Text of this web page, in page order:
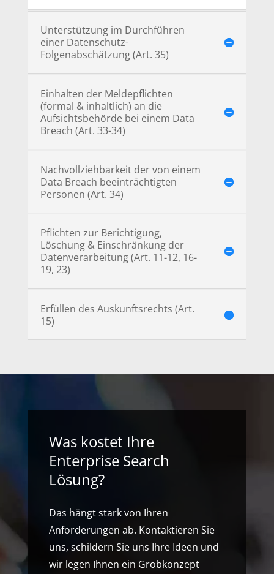
Unterstützung im Durchführen
einer Datenschutz-
Folgenabschätzung (Art. 35)
Einhalten der Meldepflichten
(formal & inhaltlich) an die
Aufsichtsbehörde bei einem Data
Breach (Art. 33-34)
Nachvollziehbarkeit der von einem
Data Breach beeinträchtigten
Personen (Art. 34)
Pflichten zur Berichtigung,
Löschung & Einschränkung der
Datenverarbeitung (Art. 11-12, 16-
19, 23)
Erfüllen des Auskunftsrechts (Art.
15)
Was kostet Ihre
Enterprise Search
Lösung?
Das hängt stark von Ihren
Anforderungen ab. Kontaktieren Sie
uns, schildern Sie uns Ihre Ideen und
wir legen Ihnen ein Grobkonzept